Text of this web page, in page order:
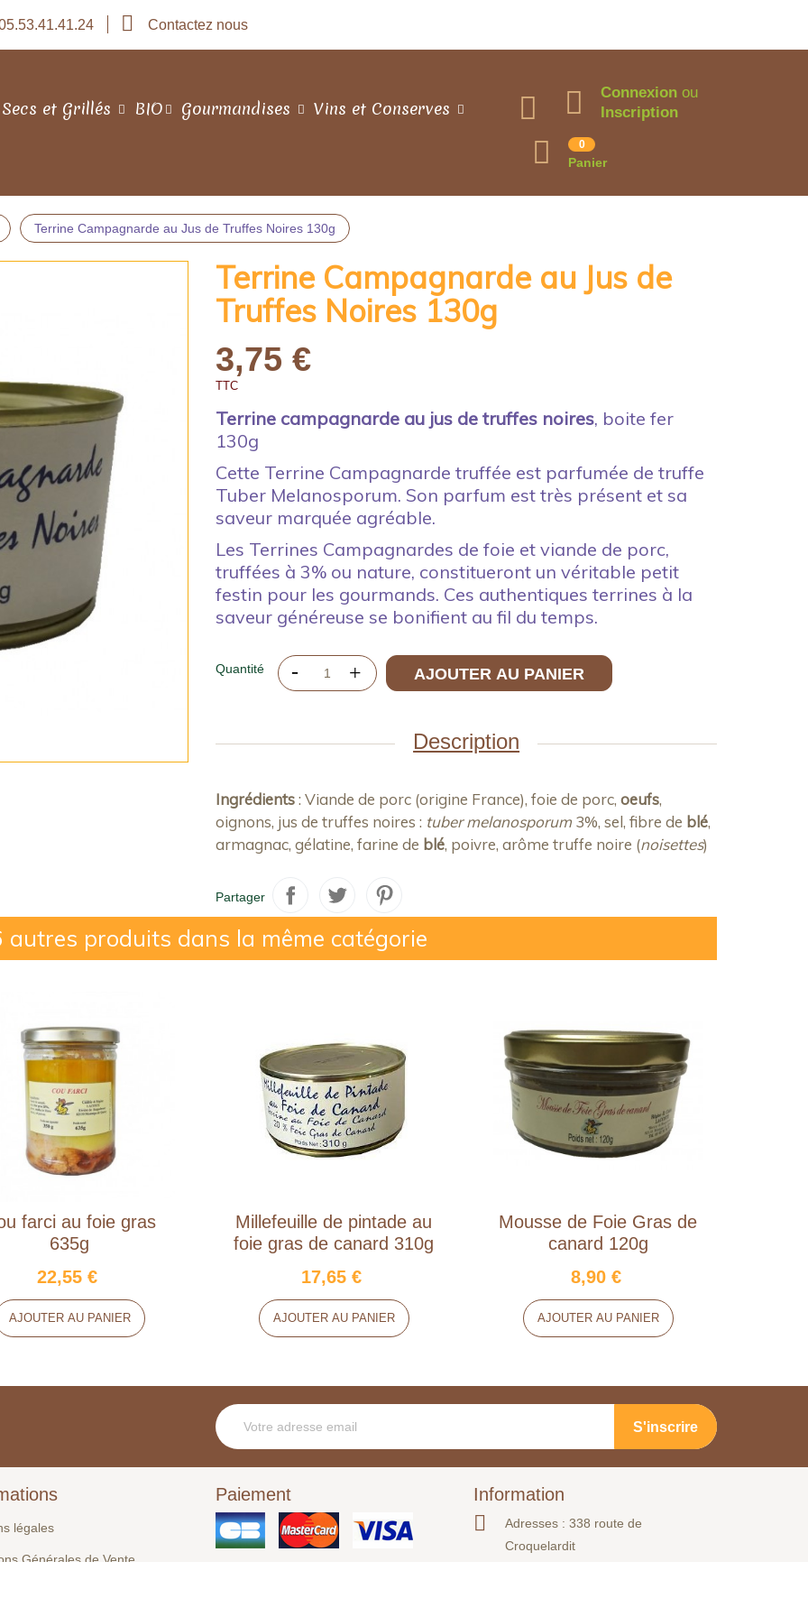
Contactez nous
Connexion ou
Inscription
0
Panier
et Grillés BIO Gourmandises Vins et Conserves
Terrine Campagnarde au Jus de Truffes Noires 130g
Terrine Campagnarde au Jus de
Truffes Noires 130g
3,75 €
TTC
Terrine campagnarde au jus de truffes noires, boite fer
130g
Cette Terrine Campagnarde truffée est parfumée de truffe
Tuber Melanosporum. Son parfum est très présent et sa
saveur marquée agréable.
Les Terrines Campagnardes de foie et viande de porc,
truffées à 3% ou nature, constitueront un véritable petit
festin pour les gourmands. Ces authentiques terrines à la
saveur généreuse se bonifient au fil du temps.
Quantité AJOUTER AU PANIER
Description
Ingrédients: Viande de porc (origine France), foie de porc, oeufs,
oignons, jus de truffes noires : tuber melanosporum3%, sel, fibre de blé,
armagnac, gélatine, farine de blé, poivre, arôme truffe noire (noisettes)
Partager
autres produits dans la même catégorie
farci au foie gras
635g
22,55 €
AJOUTER AU PANIER
Millefeuille de pintade au
foie gras de canard 310g
17,65 €
AJOUTER AU PANIER
Mousse de Foie Gras de
canard 120g
8,90 €
AJOUTER AU PANIER
légales
Générales de Vente
Paiement Information
Adresses : 338 route de
Croquelardit